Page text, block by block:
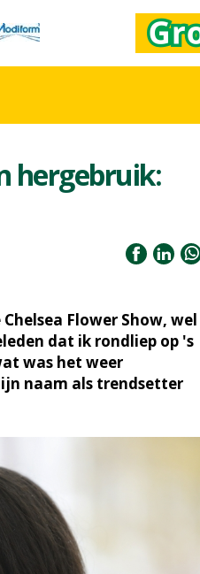
hergebruik:
Flower Show, wel
dat ik rondliep op 's
was het weer
naam als trendsetter